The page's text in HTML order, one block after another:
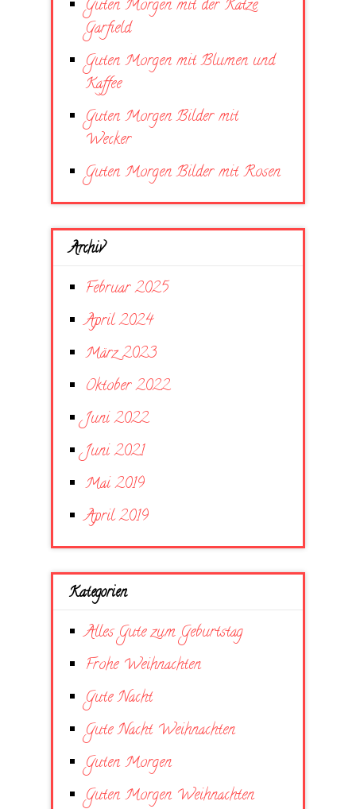
Guten Morgen mit der Katze
Garfield
Guten Morgen mit Blumen und
Kaffee
Guten Morgen Bilder mit
Wecker
Guten Morgen Bilder mit Rosen
Archiv
Februar 2025
April 2024
März 2023
Oktober 2022
Juni 2022
Juni 2021
Mai 2019
April 2019
Kategorien
Alles Gute zum Geburtstag
Frohe Weihnachten
Gute Nacht
Gute Nacht Weihnachten
Guten Morgen
Guten Morgen Weihnachten